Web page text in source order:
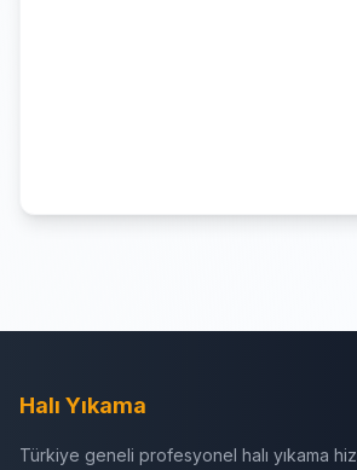
Halı Yıkama
Türkiye geneli profesyonel halı yıkama